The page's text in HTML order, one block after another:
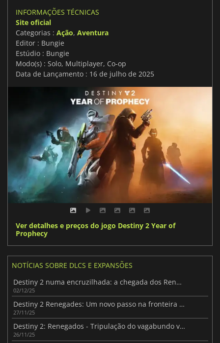
INFORMAÇÕES TÉCNICAS
Site oficial
Categorias : Ação, Aventura
Editor : Bungie
Estúdio : Bungie
Modo(s) : Solo, Multiplayer, Co-op
Data de Lançamento : 16 de julho de 2025
Ver detalhes e preços do jogo Destiny 2 Year of
Prophecy
NOTÍCIAS SOBRE DLCS E EXPANSÕES
Destiny 2 numa encruzilhada: a chegada dos Renegados
02/12/25
Destiny 2 Renegades: Um novo passo na fronteira sem lei
27/11/25
Destiny 2: Renegados - Tripulação do vagabundo vs. Império da Cabala
26/11/25